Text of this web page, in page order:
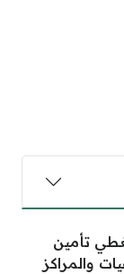
تأمين
والمراكز